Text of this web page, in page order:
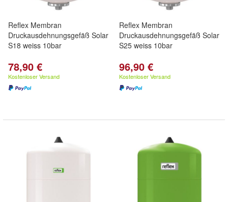
Reflex Membran
Druckausdehnungsgefäß Solar
S18 weiss 10bar
78,90 €
Kostenloser Versand
Reflex Membran
Druckausdehnungsgefäß Solar
S25 weiss 10bar
96,90 €
Kostenloser Versand